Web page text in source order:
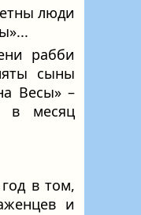
люди
рабби
сыны
Весы» –
в месяц
в том,
и